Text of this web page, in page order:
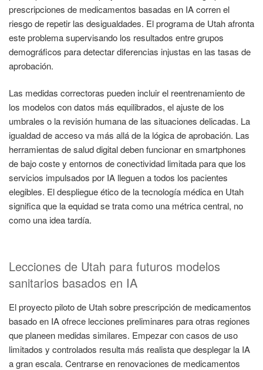
prescripciones de medicamentos basadas en IA corren el
riesgo de repetir las desigualdades. El programa de Utah afronta
este problema supervisando los resultados entre grupos
demográficos para detectar diferencias injustas en las tasas de
aprobación.
Las medidas correctoras pueden incluir el reentrenamiento de
los modelos con datos más equilibrados, el ajuste de los
umbrales o la revisión humana de las situaciones delicadas. La
igualdad de acceso va más allá de la lógica de aprobación. Las
herramientas de salud digital deben funcionar en smartphones
de bajo coste y entornos de conectividad limitada para que los
servicios impulsados por IA lleguen a todos los pacientes
elegibles. El despliegue ético de la tecnología médica en Utah
significa que la equidad se trata como una métrica central, no
como una idea tardía.
Lecciones de Utah para futuros modelos
sanitarios basados en IA
El proyecto piloto de Utah sobre prescripción de medicamentos
basado en IA ofrece lecciones preliminares para otras regiones
que planeen medidas similares. Empezar con casos de uso
limitados y controlados resulta más realista que desplegar la IA
a gran escala. Centrarse en renovaciones de medicamentos